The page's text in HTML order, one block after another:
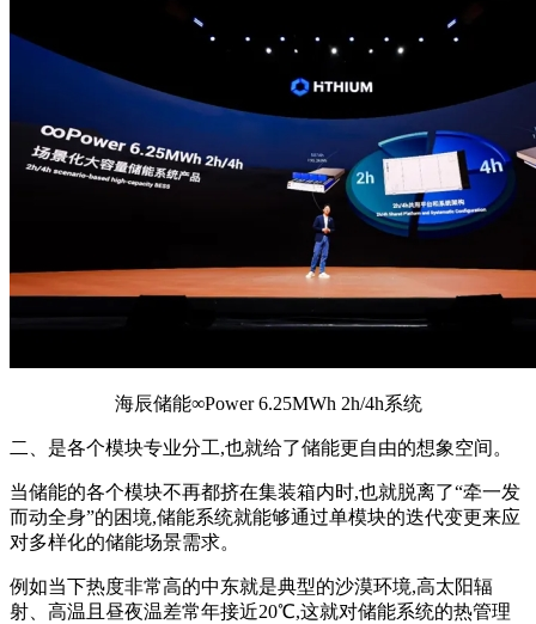
海辰储能∞Power 6.25MWh 2h/4h系统
二、是各个模块专业分工,也就给了储能更自由的想象空间。
当储能的各个模块不再都挤在集装箱内时,也就脱离了“牵一发
而动全身”的困境,储能系统就能够通过单模块的迭代变更来应
对多样化的储能场景需求。
例如当下热度非常高的中东就是典型的沙漠环境,高太阳辐
射、高温且昼夜温差常年接近20℃,这就对储能系统的热管理